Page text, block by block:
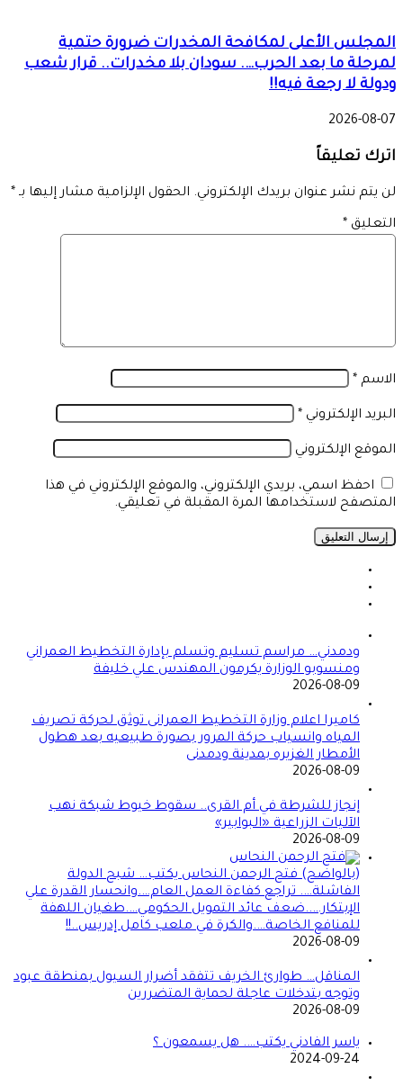
المجلس الأعلى لمكافحة المخدرات ضرورة حتمية
لمرحلة ما بعد الحرب…. سودان بلا مخدرات.. قرار شعب
ودولة لا رجعة فيه!!
2026-08-07
اترك تعليقاً
لن يتم نشر عنوان بريدك الإلكتروني. الحقول الإلزامية مشار إليها بـ *
التعليق *
الاسم *
البريد الإلكتروني *
الموقع الإلكتروني
احفظ اسمي، بريدي الإلكتروني، والموقع الإلكتروني في هذا
المتصفح لاستخدامها المرة المقبلة في تعليقي.
ودمدني… مراسم تسليم وتسلم بإدارة التخطيط العمراني
ومنسوبو الوزارة يكرمون المهندس علي خليفة
2026-08-09
كاميرا اعلام وزارة التخطيط العمرانى توثق لحركة تصريف
المياه وانسياب حركة المرور بصورة طبيعيه بعد هطول
الأمطار الغزيره بمدينة ودمدنى
2026-08-09
إنجاز للشرطة في أم القرى.. سقوط خيوط شبكة نهب
الآليات الزراعية «البوابير»
2026-08-09
(بالواضح) فتح الرحمن النحاس يكتب… شبح الدولة
الفاشلة…. تراجع كفاءة العمل العام….وانحسار القدرة علي
الإبتكار…..ضعف عائد التمويل الحكومي….طغيان اللهفة
للمنافع الخاصة….والكرة في ملعب كامل إدريس..!!
2026-08-09
المناقل… طوارئ الخريف تتفقد أضرار السيول بمنطقة عبود
وتوجه بتدخلات عاجلة لحماية المتضررين
2026-08-09
ياسر الفادني يكتب…. هل يسمعون ؟
2024-09-24